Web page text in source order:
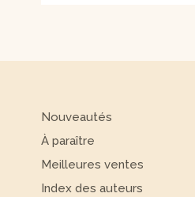
Nouveautés
À paraître
Meilleures ventes
Index des auteurs